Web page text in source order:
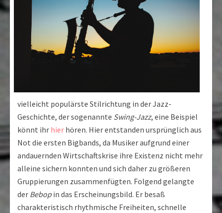
vielleicht populärste Stilrichtung in der Jazz-
Geschichte, der sogenannte Swing-Jazz, eine Beispiel
könnt ihr hier hören. Hier entstanden ursprünglich aus
Not die ersten Bigbands, da Musiker aufgrund einer
andauernden Wirtschaftskrise ihre Existenz nicht mehr
alleine sichern konnten und sich daher zu größeren
Gruppierungen zusammenfügten. Folgend gelangte
der Bebopin das Erscheinungsbild. Er besaß
charakteristisch rhythmische Freiheiten, schnelle